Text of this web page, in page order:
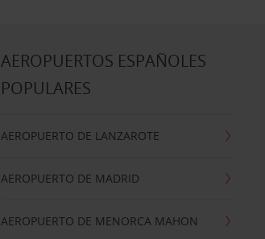
AEROPUERTOS ESPAÑOLES
POPULARES
AEROPUERTO DE LANZAROTE
AEROPUERTO DE MADRID
AEROPUERTO DE MENORCA MAHON